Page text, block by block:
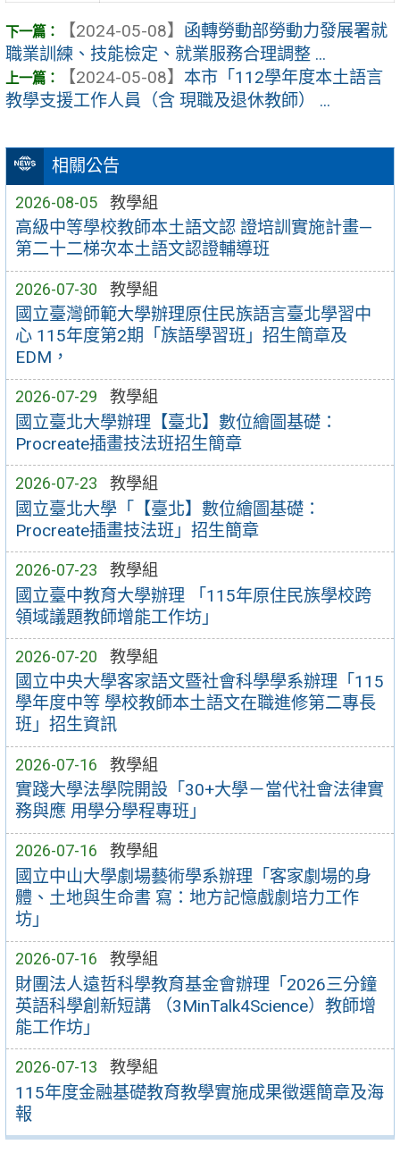
相關公告
2026-08-05 教學組
高級中等學校教師本土語文認 證培訓實施計畫—
第二十二梯次本土語文認證輔導班
2026-07-30 教學組
國立臺灣師範大學辦理原住民族語言臺北學習中
心 115年度第2期「族語學習班」招生簡章及
EDM，
2026-07-29 教學組
國立臺北大學辦理【臺北】數位繪圖基礎：
Procreate插畫技法班招生簡章
2026-07-23 教學組
國立臺北大學「【臺北】數位繪圖基礎：
Procreate插畫技法班」招生簡章
2026-07-23 教學組
國立臺中教育大學辦理 「115年原住民族學校跨
領域議題教師增能工作坊」
2026-07-20 教學組
國立中央大學客家語文暨社會科學學系辦理「115
學年度中等 學校教師本土語文在職進修第二專長
班」招生資訊
2026-07-16 教學組
實踐大學法學院開設「30+大學－當代社會法律實
務與應 用學分學程專班」
2026-07-16 教學組
國立中山大學劇場藝術學系辦理「客家劇場的身
體、土地與生命書 寫：地方記憶戲劇培力工作
坊」
2026-07-16 教學組
財團法人遠哲科學教育基金會辦理「2026三分鐘
英語科學創新短講 （3MinTalk4Science）教師增
能工作坊」
2026-07-13 教學組
115年度金融基礎教育教學實施成果徵選簡章及海
報
【2024-05-08】 函轉勞動部勞動力發展署就
職業訓練、技能檢定、就業服務合理調整 ...
【2024-05-08】 本市「112學年度本土語言
教學支援工作人員（含 現職及退休教師） ...